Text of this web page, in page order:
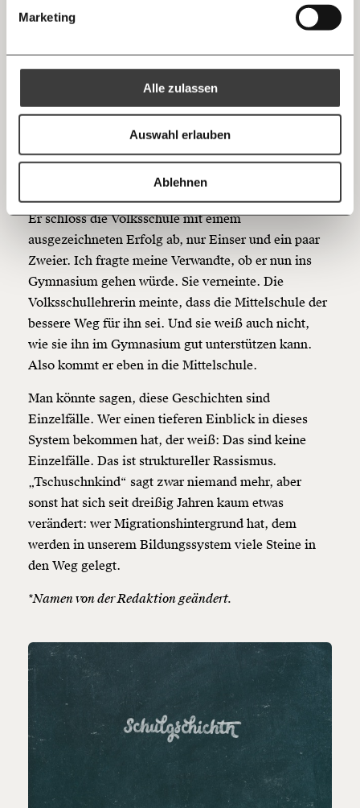
Marketing
Alle zulassen
Auswahl erlauben
Ablehnen
Mehr Informationen:Datenschutz.
Anmelden
Ich spende einmalig
20€ 40€
150€ €
Ich möchte meine Spende verschenken.
Du erhältst eine E-Mail mit deiner
Geschenkurkunde im PDF-Format, welche Du
ausdrucken oder weiterleiten und verschenken
kannst.
Weiter
1/3
RSS
Bluesky
https://www.moment.at/story/rassismus-in-schule-oesterreich/
die Sportlehrerin fragte sie, ob sie denn an der
Mittelschule nichts gelernt hätte. Ich wusste nicht,
was ich Marina sagen sollte. Sie meinte, wenigstens
sich anstrengte und wie gut sie in kurzer Zeit
Deutsch gelernt hatte.
Alen*, 10 Jahre
Alen ist der Sohn einer Verwandten mütterlicherseits.
Er schloss die Volksschule mit einem
ausgezeichneten Erfolg ab, nur Einser und ein paar
Zweier. Ich fragte meine Verwandte, ob er nun ins
Gymnasium gehen würde. Sie verneinte. Die
Volksschullehrerin meinte, dass die Mittelschule der
bessere Weg für ihn sei. Und sie weiß auch nicht,
wie sie ihn im Gymnasium gut unterstützen kann.
Also kommt er eben in die Mittelschule.
Man könnte sagen, diese Geschichten sind
Einzelfälle. Wer einen tieferen Einblick in dieses
System bekommen hat, der weiß: Das sind keine
Einzelfälle. Das ist struktureller Rassismus.
„Tschuschnkind“ sagt zwar niemand mehr, aber
sonst hat sich seit dreißig Jahren kaum etwas
verändert: wer Migrationshintergrund hat, dem
werden in unserem Bildungssystem viele Steine in
den Weg gelegt.
*Namen von der Redaktion geändert.